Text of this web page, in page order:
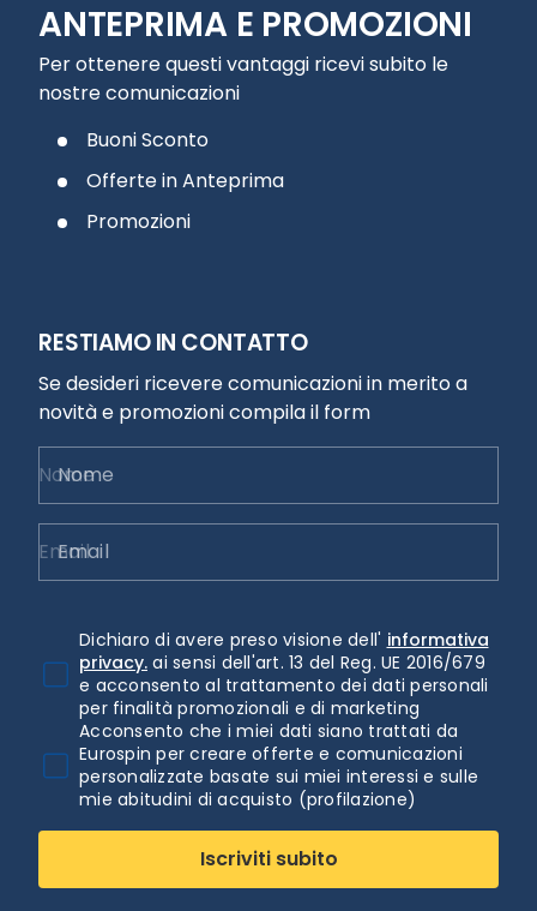
ANTEPRIMA E PROMOZIONI
Per ottenere questi vantaggi ricevi subito le
nostre comunicazioni
Buoni Sconto
Offerte in Anteprima
Promozioni
RESTIAMO IN CONTATTO
Se desideri ricevere comunicazioni in merito a
novità e promozioni compila il form
Nome
Email
Dichiaro di avere preso visione dell' informativa
privacy. ai sensi dell'art. 13 del Reg. UE 2016/679
e acconsento al trattamento dei dati personali
per finalità promozionali e di marketing
Acconsento che i miei dati siano trattati da
Eurospin per creare offerte e comunicazioni
personalizzate basate sui miei interessi e sulle
mie abitudini di acquisto (profilazione)
Iscriviti subito